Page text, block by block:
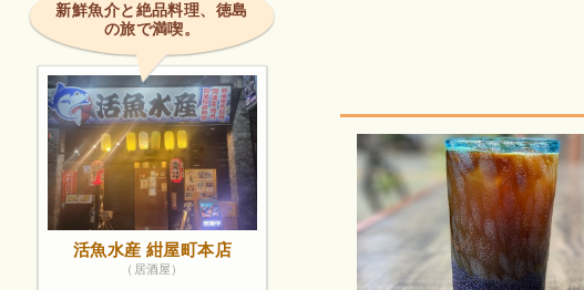
新鮮魚介と絶品料理、徳島
の旅で満喫。
活魚水産 紺屋町本店
（居酒屋）